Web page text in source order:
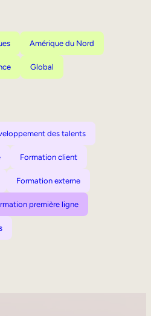
Amérique du Nord
Global
des talents
Formation client
Formation externe
première ligne